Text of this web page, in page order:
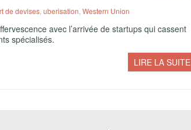
de devises uberisation Western Union
avec l’arrivée de startups qui cassent
spécialisés.
LIRE LA SUITE